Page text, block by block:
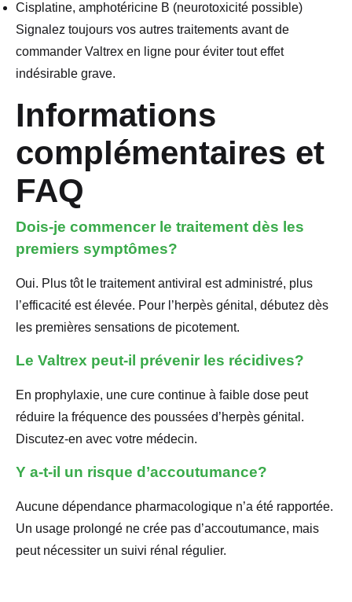
Cisplatine, amphotéricine B (neurotoxicité possible)
Signalez toujours vos autres traitements avant de
commander Valtrex en ligne pour éviter tout effet
indésirable grave.
Informations
complémentaires et
FAQ
Dois-je commencer le traitement dès les
premiers symptômes?
Oui. Plus tôt le traitement antiviral est administré, plus
l’efficacité est élevée. Pour l’herpès génital, débutez dès
les premières sensations de picotement.
Le Valtrex peut-il prévenir les récidives?
En prophylaxie, une cure continue à faible dose peut
réduire la fréquence des poussées d’herpès génital.
Discutez-en avec votre médecin.
Y a-t-il un risque d’accoutumance?
Aucune dépendance pharmacologique n’a été rapportée.
Un usage prolongé ne crée pas d’accoutumance, mais
peut nécessiter un suivi rénal régulier.